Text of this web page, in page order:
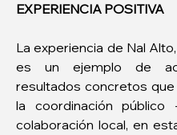
EXPERIENCIA POSITIVA
La experiencia de Nal
es un ejemplo de
resultados concretos
la coordinación público
colaboración local, en